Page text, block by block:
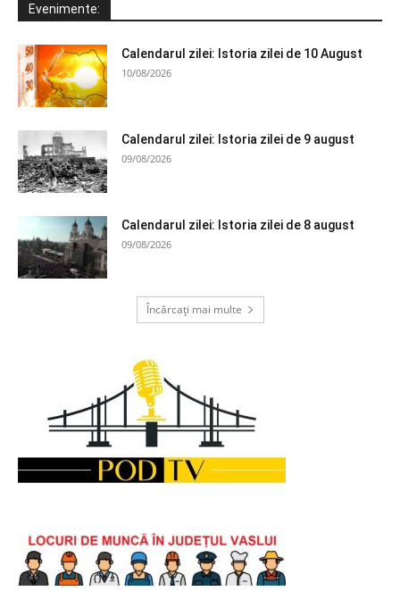
Evenimente:
Calendarul zilei: Istoria zilei de 10 August
10/08/2026
Calendarul zilei: Istoria zilei de 9 august
09/08/2026
Calendarul zilei: Istoria zilei de 8 august
09/08/2026
Încărcați mai multe